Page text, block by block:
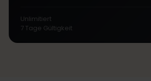
Unlimitiert
7 Tage Gültigkeit